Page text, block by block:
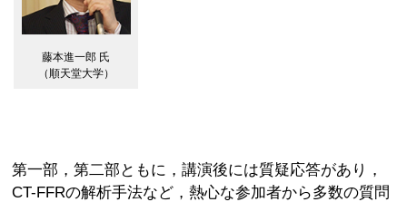
藤本進一郎 氏
（順天堂大学）
第一部，第二部ともに，講演後には質疑応答があり，
CT-FFRの解析手法など，熱心な参加者から多数の質問